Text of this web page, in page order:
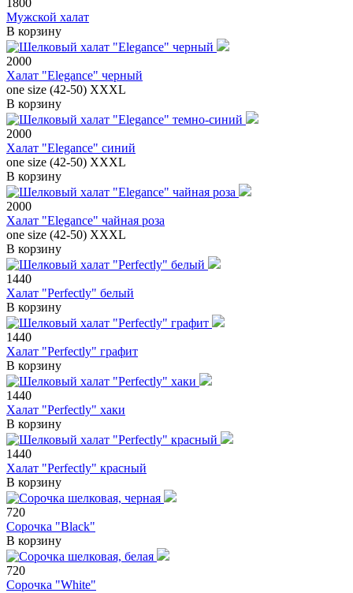
Мужской халат
В корзину
2000
Халат "Elegance" черный
one size (42-50) XXXL
В корзину
2000
Халат "Elegance" синий
one size (42-50) XXXL
В корзину
2000
Халат "Elegance" чайная роза
one size (42-50) XXXL
В корзину
1440
Халат "Perfectly" белый
В корзину
1440
Халат "Perfectly" графит
В корзину
1440
Халат "Perfectly" хаки
В корзину
1440
Халат "Perfectly" красный
В корзину
720
Сорочка "Black"
В корзину
720
Сорочка "White"